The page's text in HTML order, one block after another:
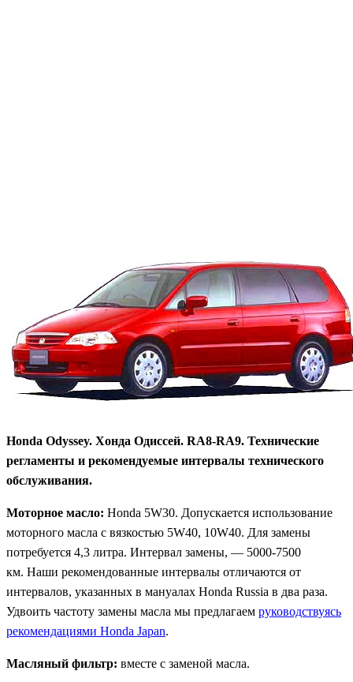
Honda Odyssey. Хонда Одиссей. RA8-RA9. Технические
регламенты и рекомендуемые интервалы технического
обслуживания.
Моторное масло: Honda 5W30. Допускается использование
моторного масла с вязкостью 5W40, 10W40. Для замены
потребуется 4,3 литра. Интервал замены, — 5000-7500
км. Наши рекомендованные интервалы отличаются от
интервалов, указанных в мануалах Honda Russia в два раза.
Удвоить частоту замены масла мы предлагаем руководствуясь
рекомендациями Honda Japan.
Масляный фильтр: вместе с заменой масла.